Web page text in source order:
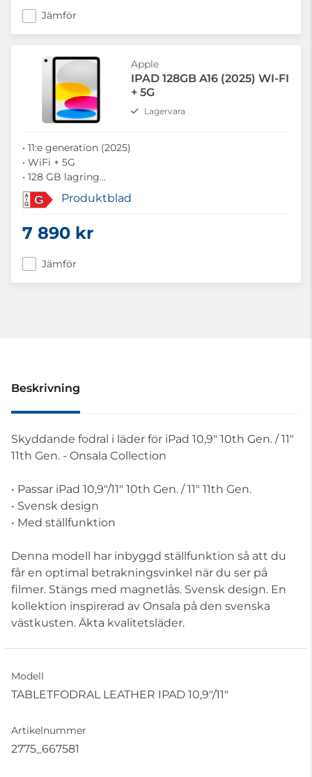
Jämför
Apple
IPAD 128GB A16 (2025) WI-FI
+ 5G
Lagervara
• 11:e generation (2025)
• WiFi + 5G
• 128 GB lagring
• 11" skärm
• A16-chip
G Produktblad
7 890 kr
Jämför
Beskrivning
Skyddande fodral i läder för iPad 10,9" 10th Gen. / 11"
11th Gen. - Onsala Collection
• Passar iPad 10,9"/11" 10th Gen. / 11" 11th Gen.
• Svensk design
• Med ställfunktion
Denna modell har inbyggd ställfunktion så att du
får en optimal betrakningsvinkel när du ser på
filmer. Stängs med magnetlås. Svensk design. En
kollektion inspirerad av Onsala på den svenska
västkusten. Äkta kvalitetsläder.
Modell
TABLETFODRAL LEATHER IPAD 10,9"/11"
Artikelnummer
2775_667581